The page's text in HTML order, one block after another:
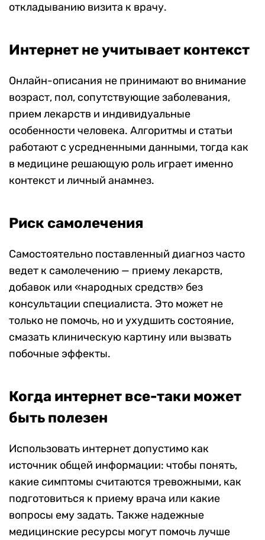
откладыванию визита к врачу.
Интернет не учитывает контекст
Онлайн-описания не принимают во внимание
возраст, пол, сопутствующие заболевания,
прием лекарств и индивидуальные
особенности человека. Алгоритмы и статьи
работают с усредненными данными, тогда как
в медицине решающую роль играет именно
контекст и личный анамнез.
Риск самолечения
Самостоятельно поставленный диагноз часто
ведет к самолечению — приему лекарств,
добавок или «народных средств» без
консультации специалиста. Это может не
только не помочь, но и ухудшить состояние,
смазать клиническую картину или вызвать
побочные эффекты.
Когда интернет все-таки может
быть полезен
Использовать интернет допустимо как
источник общей информации: чтобы понять,
какие симптомы считаются тревожными, как
подготовиться к приему врача или какие
вопросы ему задать. Также надежные
медицинские ресурсы могут помочь лучше